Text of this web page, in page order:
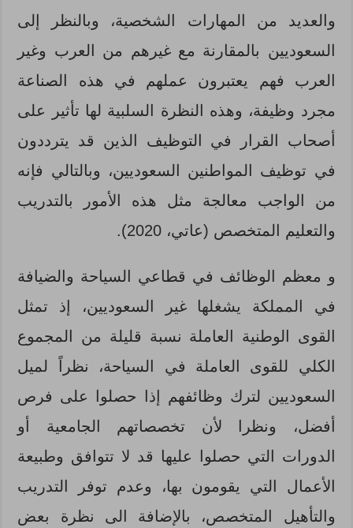
والعديد من المهارات الشخصية، وبالنظر إلى
السعوديين بالمقارنة مع غيرهم من العرب وغير
العرب فهم يعتبرون عملهم في هذه الصناعة
مجرد وظيفة، وهذه النظرة السلبية لها تأثير على
أصحاب القرار في التوظيف الذين قد يترددون
في توظيف المواطنين السعوديين، وبالتالي فإنه
من الواجب معالجة مثل هذه الأمور بالتدريب
والتعليم المتخصص (عاتي، 2020).
و معظم الوظائف في قطاعي السياحة والضيافة
في المملكة يشغلها غير السعوديين، إذ تمثل
القوى الوطنية العاملة نسبة قليلة من المجموع
الكلي للقوى العاملة في السياحة، نظراً لميل
السعوديين لترك وظائفهم إذا حصلوا على فرص
أفضل، ونظرا لأن تخصصاتهم الجامعية أو
الدورات التي حصلوا عليها قد لا تتوافق وطبيعة
الأعمال التي يقومون بها، وعدم توفر التدريب
والتأهيل المتخصص، بالإضافة الى نظرة بعض